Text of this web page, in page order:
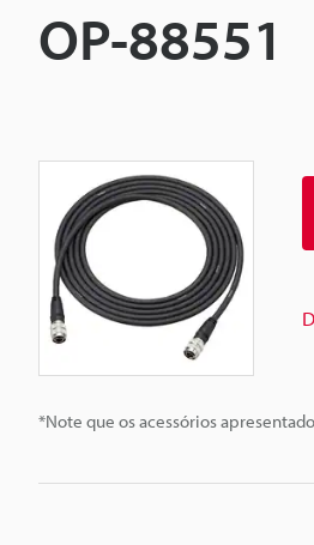
OP-88551
*Note que os acessórios